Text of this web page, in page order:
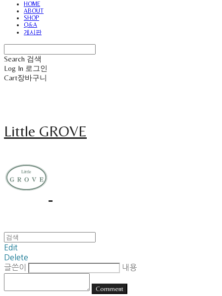
HOME
ABOUT
SHOP
Q&A
게시판
Search 검색
Log In 로그인
Cart장바구니
Little GROVE
Edit
Delete
글쓴이
내용
Comment